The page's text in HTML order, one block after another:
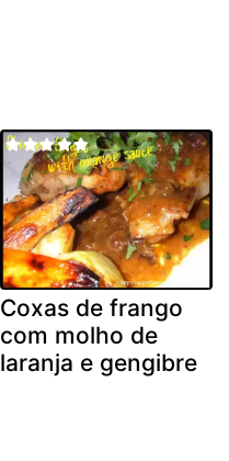
Coxas de frango
com molho de
laranja e gengibre